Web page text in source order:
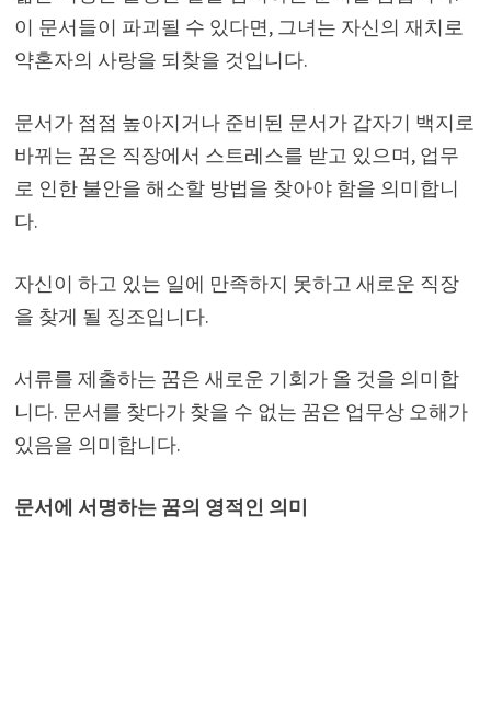
이 문서들이 파괴될 수 있다면, 그녀는 자신의 재치로
약혼자의 사랑을 되찾을 것입니다.
문서가 점점 높아지거나 준비된 문서가 갑자기 백지로
바뀌는 꿈은 직장에서 스트레스를 받고 있으며, 업무
로 인한 불안을 해소할 방법을 찾아야 함을 의미합니
다.
자신이 하고 있는 일에 만족하지 못하고 새로운 직장
을 찾게 될 징조입니다.
서류를 제출하는 꿈은 새로운 기회가 올 것을 의미합
니다. 문서를 찾다가 찾을 수 없는 꿈은 업무상 오해가
있음을 의미합니다.
문서에 서명하는 꿈의 영적인 의미